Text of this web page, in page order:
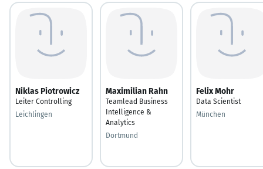
Niklas Piotrowicz
Leiter Controlling
Leichlingen
Maximilian Rahn
Teamlead Business
Intelligence &
Analytics
Dortmund
Felix Mohr
Data Scientist
München